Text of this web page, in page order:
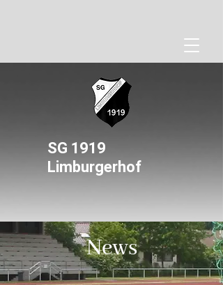
SG 1919
Limburgerhof
Kontaktieren Sie uns
News